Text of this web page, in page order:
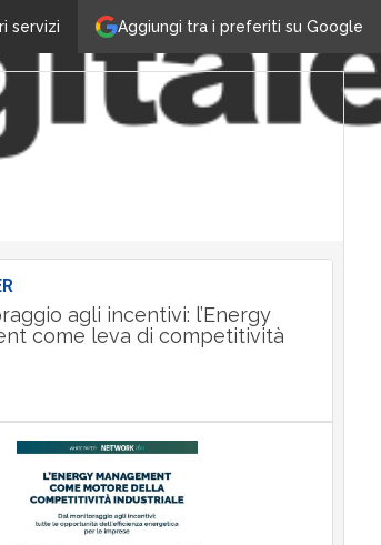
Aggiungi tra i preferiti su Google
servizi
agli incentivi: l’Energy
come leva di competitività